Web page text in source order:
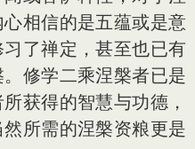
相信的是五蕴或是意
了禅定，甚至也已有
修学二乘涅槃者已是
获得的智慧与功德，
所需的涅槃资粮更是